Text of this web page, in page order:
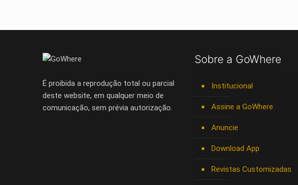
É proibida a reprodução total ou parcial
deste website, em qualquer meio de
comunicação, sem prévia autorização.
Sobre a GoWhere
Institucional
Assine a GoWhere
Anuncie
Download App
Revistas Customizadas